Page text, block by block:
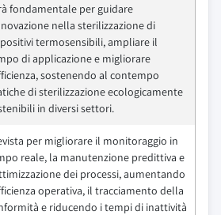
fondamentale per guidare
nella sterilizzazione di
termosensibili, ampliare il
di applicazione e migliorare
sostenendo al contempo
di sterilizzazione ecologicamente
in diversi settori.
per migliorare il monitoraggio in
reale, la manutenzione predittiva e
dei processi, aumentando
operativa, il tracciamento della
e riducendo i tempi di inattività